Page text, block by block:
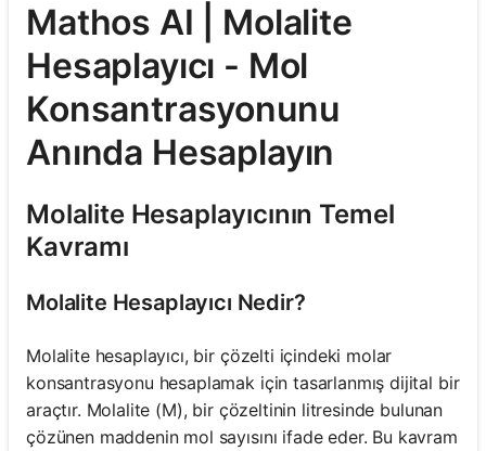
Mathos AI | Molalite
Hesaplayıcı - Mol
Konsantrasyonunu
Anında Hesaplayın
Molalite Hesaplayıcının Temel
Kavramı
Molalite Hesaplayıcı Nedir?
Molalite hesaplayıcı, bir çözelti içindeki molar
konsantrasyonu hesaplamak için tasarlanmış dijital bir
araçtır. Molalite (M), bir çözeltinin litresinde bulunan
çözünen maddenin mol sayısını ifade eder. Bu kavram